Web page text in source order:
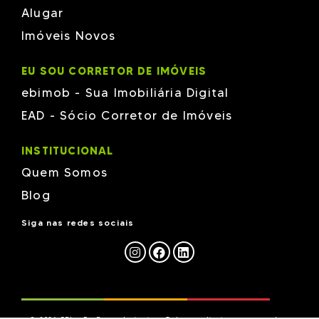
TH
Vieira & Moresco
ZANELLA
Alugar
Imóveis Novos
EU SOU CORRETOR DE IMÓVEIS
ebimob - Sua Imobiliária Digital
EAD - Sócio Corretor de Imóveis
INSTITUCIONAL
Quem Somos
Blog
Siga nas redes sociais